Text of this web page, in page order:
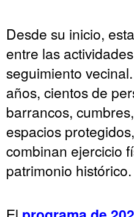
Desde su inicio,
entre las
seguimiento
años, cientos de
barrancos,
espacios
combinan ejercicio
patrimonio histórico.